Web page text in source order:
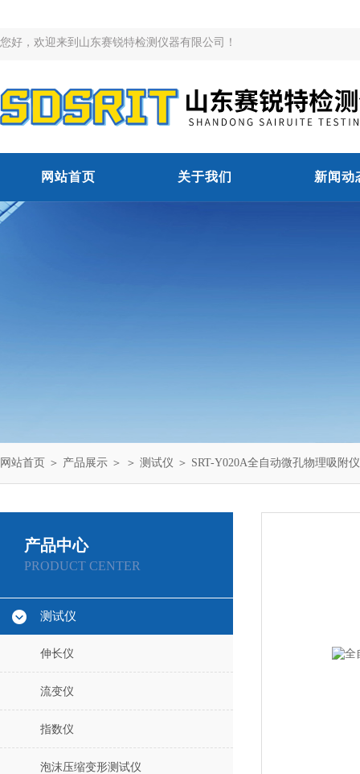
您好，欢迎来到山东赛锐特检测仪器有限公司！
网站首页 关于我们 新闻动
网站首页 ＞ 产品展示 ＞ ＞ 测试仪 ＞ SRT-Y020A全自动微孔物理吸附
产品中心
PRODUCT CENTER
测试仪
伸长仪
流变仪
指数仪
泡沫压缩变形测试仪